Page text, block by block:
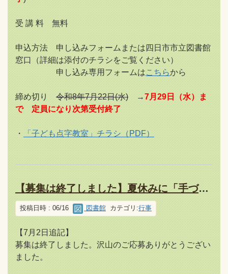
受 講 料 無料
申込方法 申し込みフォームまたは四日市市立図書館
窓口（詳細は添付のチラシをご覧ください）
申し込み専用フォームはこちらから
締め切り 令和8年7月22日(水) →7月29日（水）ま
で 定員になり次第受付終了
・ 「子ども点字教室」チラシ（PDF）
【募集は終了しました】夏休みに「手づくり絵本講座」開催します
投稿日時 : 06/16 図書館 カテゴリ:行事
【7月2日追記】
募集は終了しました。沢山のご応募ありがとうござい
ました。